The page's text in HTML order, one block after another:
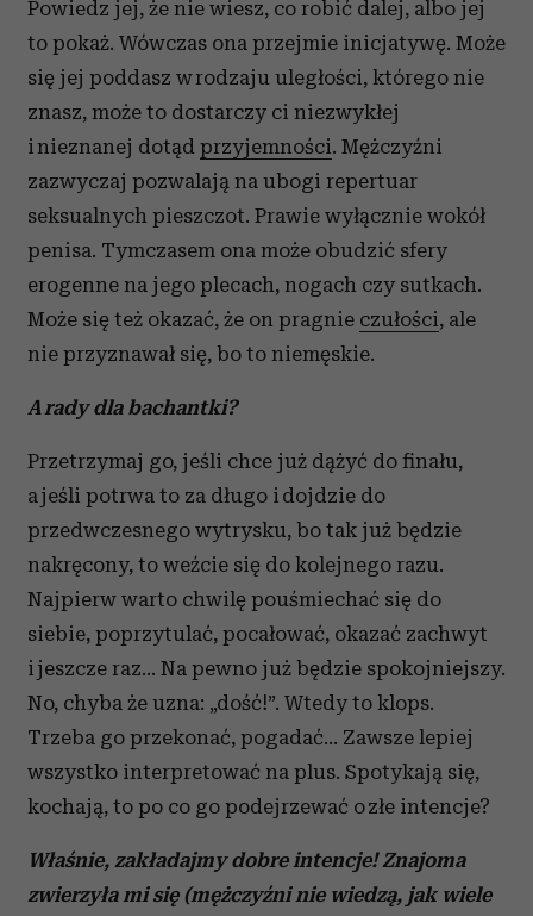
Powiedz jej, że nie wiesz, co robić dalej, albo jej
to pokaż. Wówczas ona przejmie inicjatywę. Może
się jej poddasz w rodzaju uległości, którego nie
znasz, może to dostarczy ci niezwykłej
i nieznanej dotąd przyjemności. Mężczyźni
zazwyczaj pozwalają na ubogi repertuar
seksualnych pieszczot. Prawie wyłącznie wokół
penisa. Tymczasem ona może obudzić sfery
erogenne na jego plecach, nogach czy sutkach.
Może się też okazać, że on pragnie czułości, ale
nie przyznawał się, bo to niemęskie.
A rady dla bachantki?
Przetrzymaj go, jeśli chce już dążyć do finału,
a jeśli potrwa to za długo i dojdzie do
przedwczesnego wytrysku, bo tak już będzie
nakręcony, to weźcie się do kolejnego razu.
Najpierw warto chwilę pouśmiechać się do
siebie, poprzytulać, pocałować, okazać zachwyt
i jeszcze raz… Na pewno już będzie spokojniejszy.
No, chyba że uzna: „dość!”. Wtedy to klops.
Trzeba go przekonać, pogadać... Zawsze lepiej
wszystko interpretować na plus. Spotykają się,
kochają, to po co go podejrzewać o złe intencje?
Właśnie, zakładajmy dobre intencje! Znajoma
zwierzyła mi się (mężczyźni nie wiedzą, jak wiele